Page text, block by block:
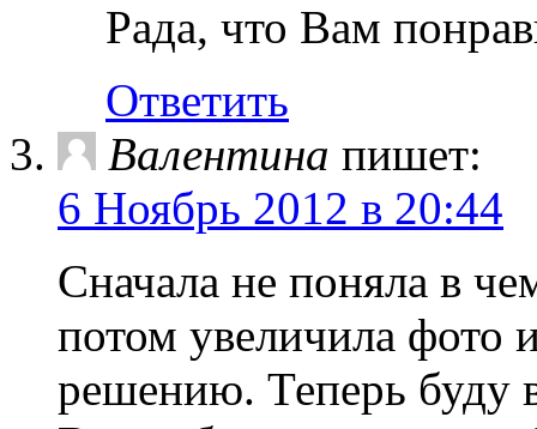
Рада, что Вам
Ответить
Валентина пишет:
6 Ноябрь 2012 в 20:44
Сначала не поняла в
потом увеличила фото
решению. Теперь буду